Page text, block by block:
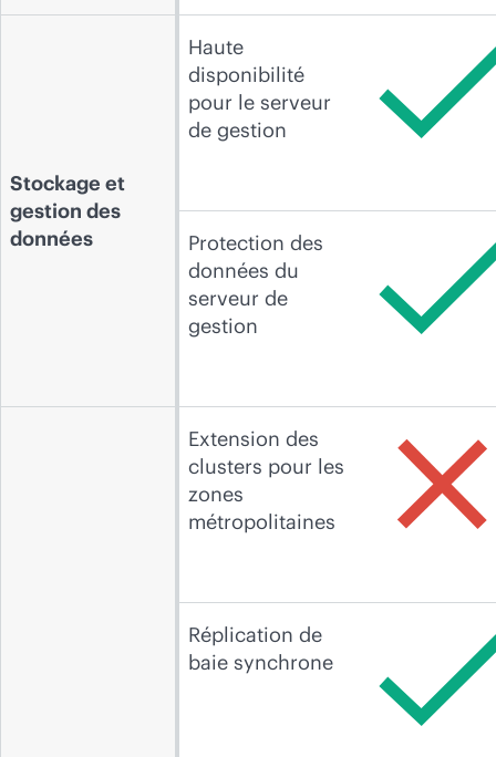
Stockage et
gestion des
données
Haute
disponibilité
pour le serveur
de gestion
Protection des
données du
serveur de
gestion
Extension des
clusters pour les
zones
métropolitaines
Réplication de
baie synchrone